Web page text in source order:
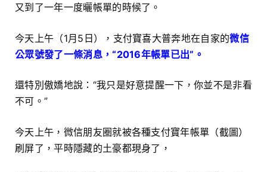
又到了一年一度曬帳單的時候了。
今天上午（1月5日），支付寶喜大普奔地在自家的微信
公眾號發了一條消息，“2016年帳單已出”。
還特別傲嬌地說：“我只是好意提醒一下，你並不是非看
不可。”
今天上午，微信朋友圈就被各種支付寶年帳單（截圖）
刷屏了，平時隱藏的土豪都現身了，